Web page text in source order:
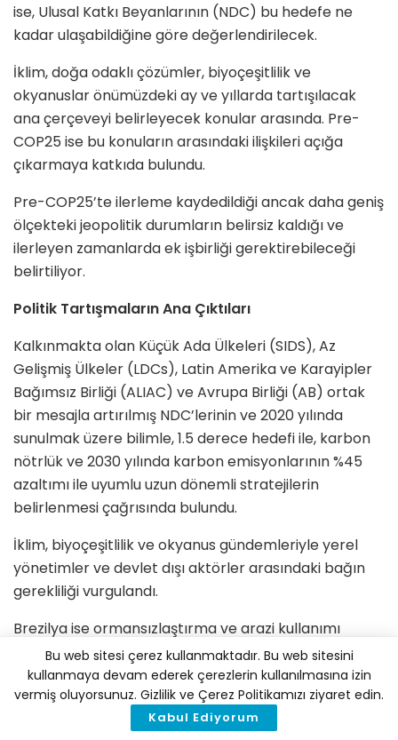
ise, Ulusal Katkı Beyanlarının (NDC) bu hedefe ne
kadar ulaşabildiğine göre değerlendirilecek.
İklim, doğa odaklı çözümler, biyoçeşitlilik ve
okyanuslar önümüzdeki ay ve yıllarda tartışılacak
ana çerçeveyi belirleyecek konular arasında. Pre-
COP25 ise bu konuların arasındaki ilişkileri açığa
çıkarmaya katkıda bulundu.
Pre-COP25’te ilerleme kaydedildiği ancak daha geniş
ölçekteki jeopolitik durumların belirsiz kaldığı ve
ilerleyen zamanlarda ek işbirliği gerektirebileceği
belirtiliyor.
Politik Tartışmaların Ana Çıktıları
Kalkınmakta olan Küçük Ada Ülkeleri (SIDS), Az
Gelişmiş Ülkeler (LDCs), Latin Amerika ve Karayipler
Bağımsız Birliği (ALIAC) ve Avrupa Birliği (AB) ortak
bir mesajla artırılmış NDC’lerinin ve 2020 yılında
sunulmak üzere bilimle, 1.5 derece hedefi ile, karbon
nötrlük ve 2030 yılında karbon emisyonlarının %45
azaltımı ile uyumlu uzun dönemli stratejilerin
belirlenmesi çağrısında bulundu.
İklim, biyoçeşitlilik ve okyanus gündemleriyle yerel
yönetimler ve devlet dışı aktörler arasındaki bağın
gerekliliği vurgulandı.
Brezilya ise ormansızlaştırma ve arazi kullanımı
konusunda korumacı davrandı.
Afrika Grubu, LDC ve AILAC tarafından büyük ölçüde
desteklenen Küçük Ada Ülkeleri Birliği (AOSIS),
çevresel bütünlüğü koruma konumunu devam ettirdi.
Bu web sitesi çerez kullanmaktadır. Bu web sitesini
kullanmaya devam ederek çerezlerin kullanılmasına izin
vermiş oluyorsunuz. Gizlilik ve Çerez Politikamızı ziyaret edin.
Kabul Ediyorum